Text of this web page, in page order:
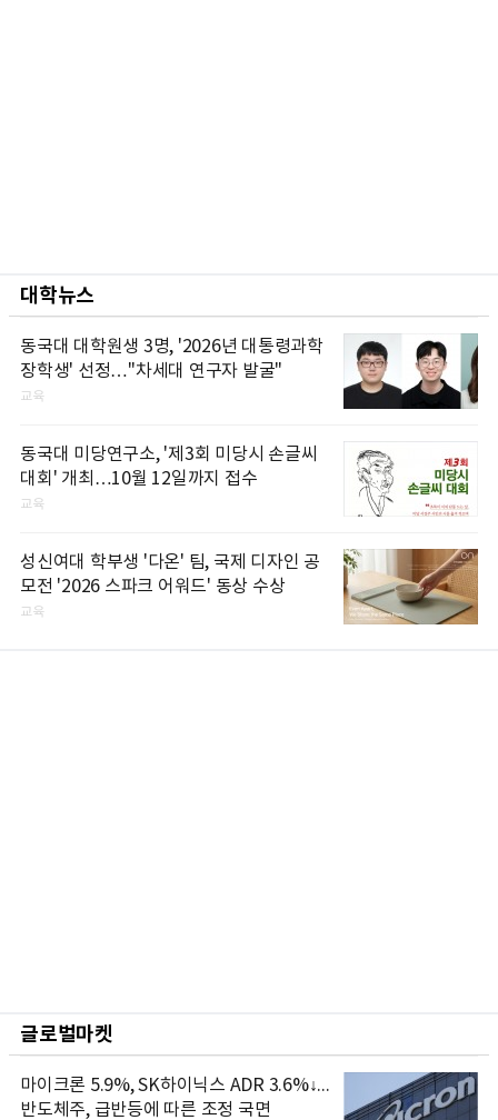
대학뉴스
동국대 대학원생 3명, '2026년 대통령과학
장학생' 선정…"차세대 연구자 발굴"
교육
동국대 미당연구소, '제3회 미당시 손글씨
대회' 개최…10월 12일까지 접수
교육
성신여대 학부생 '다온' 팀, 국제 디자인 공
모전 '2026 스파크 어워드' 동상 수상
교육
글로벌마켓
마이크론 5.9%, SK하이닉스 ADR 3.6%↓...
반도체주, 급반등에 따른 조정 국면